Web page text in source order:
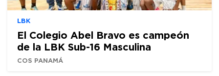
LBK
El Colegio Abel Bravo es campeón
de la LBK Sub-16 Masculina
COS PANAMÁ